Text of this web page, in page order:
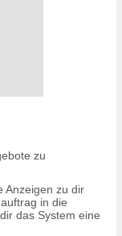
zu
Anzeigen zu dir
in die
das System eine